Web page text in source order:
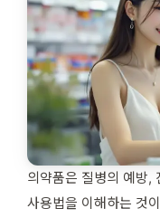
의약품은 질병의 예방,
사용법을 이해하는 것